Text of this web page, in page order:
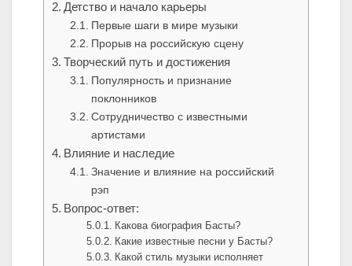
Детство и начало карьеры
Первые шаги в мире музыки
Прорыв на российскую сцену
Творческий путь и достижения
Популярность и признание
поклонников
Сотрудничество с известными
артистами
Влияние и наследие
Значение и влияние на российский
рэп
Вопрос-ответ:
Какова биография Басты?
Какие известные песни у Басты?
Какой стиль музыки исполняет